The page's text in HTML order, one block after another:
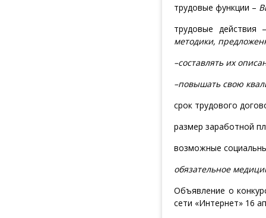
трудовые функции –
трудовые
методики,
–составлять их
–повышать свою
срок трудового
размер заработной
возможные
обязательное
Объявление о
сети «Интернет» 16